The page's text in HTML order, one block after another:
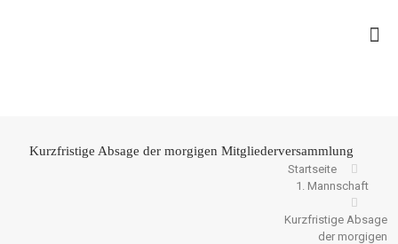
Kurzfristige Absage der morgigen Mitgliederversammlung
Startseite
1. Mannschaft
Kurzfristige Absage
der morgigen